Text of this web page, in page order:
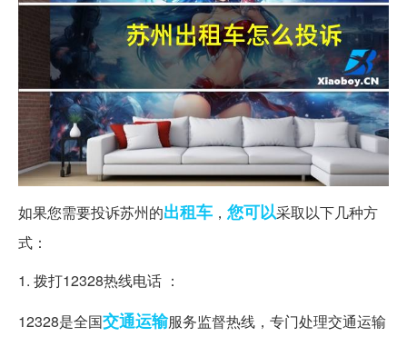
如果您需要投诉苏州的出租车 ， 您可以采取以下几种方
式：
1. 拨打12328热线电话 ：
12328是全国交通运输服务监督热线，专门处理交通运输